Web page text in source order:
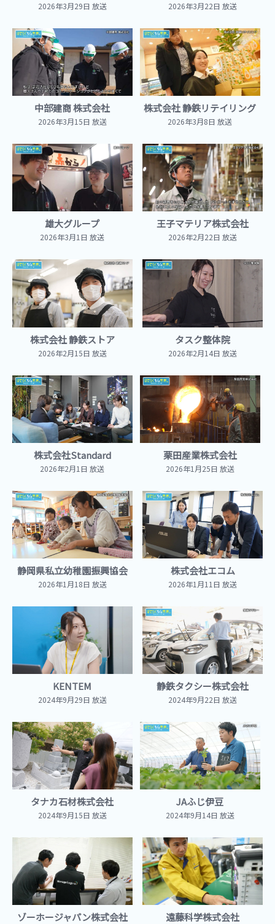
2026年3月29日 放送 2026年3月22日 放送
中部建商 株式会社
2026年3月15日 放送
株式会社 静鉄リテイリング
2026年3月8日 放送
雄大グループ
2026年3月1日 放送
王子マテリア株式会社
2026年2月22日 放送
株式会社 静鉄ストア
2026年2月15日 放送
タスク整体院
2026年2月14日 放送
株式会社Standard
2026年2月1日 放送
栗田産業株式会社
2026年1月25日 放送
静岡県私立幼稚園振興協会
2026年1月18日 放送
株式会社エコム
2026年1月11日 放送
KENTEM
2024年9月29日 放送
静鉄タクシー株式会社
2024年9月22日 放送
タナカ石材株式会社
2024年9月15日 放送
JAふじ伊豆
2024年9月14日 放送
ゾーホージャパン株式会社 遠藤科学株式会社